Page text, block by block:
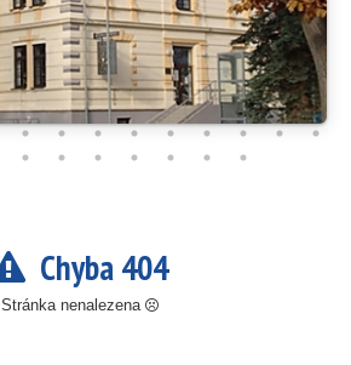
Chyba 404
Stránka nenalezena